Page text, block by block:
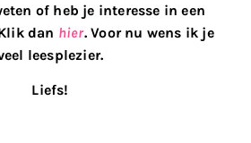
of heb je interesse in een
dan hier. Voor nu wens ik je
leesplezier.
Liefs!